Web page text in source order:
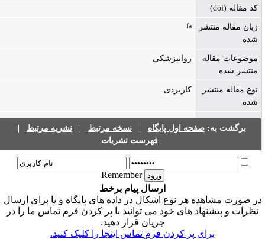
کد مقاله (doi)
زبان مقاله منتشر
شده
موضوعات مقاله
منتشر شده
روانپزشکی
نوع مقاله منتشر
شده
کاربردی
برگشت به:صفحه اول پایگاه| نسخه مرتبط| نشریه مرتبط|
فهرست نشریات
Remember
ارسال پیام برخط
صورت مشاهده هر نوع اشکال در داده های پایگاه و یا برای ارسال
نظرات و پیشنهاد های خود می توانید با پر کردن فرم تماس ما را در
جریان قرار دهید.
برای پر کردن فرم تماس اینجا را کلیک کنید.